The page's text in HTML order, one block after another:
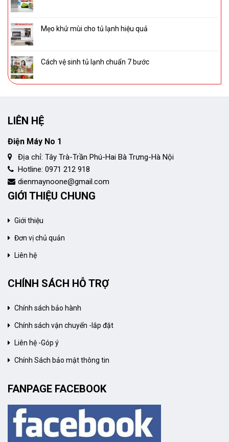
Mẹo khử mùi cho tủ lạnh hiệu quả
Cách vệ sinh tủ lạnh chuẩn 7 bước
LIÊN HỆ
Điện Máy No 1
Địa chỉ: Tây Trà-Trần Phú-Hai Bà Trưng-Hà Nội
Hotline: 0971 212 918
dienmaynoone@gmail.com
GIỚI THIỆU CHUNG
Giới thiệu
Đơn vị chủ quản
Liên hệ
CHÍNH SÁCH HỖ TRỢ
Chính sách bảo hành
Chính sách vận chuyển -lắp đặt
Liên hệ -Góp ý
Chính Sách bảo mật thông tin
FANPAGE FACEBOOK